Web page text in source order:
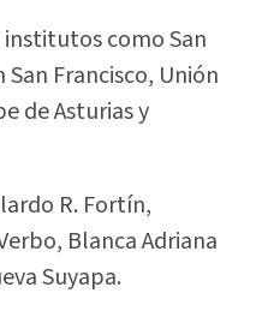
como San
Francisco, Unión
de Asturias y
R. Fortín,
Blanca Adriana
Suyapa.